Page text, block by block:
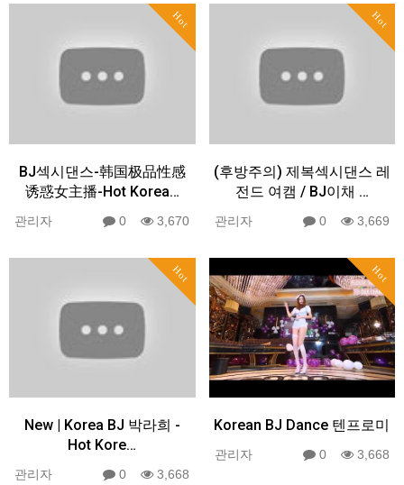
Hot
BJ섹시댄스-韩国极品性感
诱惑女主播-Hot Korea…
관리자 0 3,670
Hot
(후방주의) 제복섹시댄스 레
전드 여캠 / BJ이채 …
관리자 0 3,669
Hot
New | Korea BJ 박라희 -
Hot Kore…
관리자 0 3,668
Hot
Korean BJ Dance 텐프로미
관리자 0 3,668